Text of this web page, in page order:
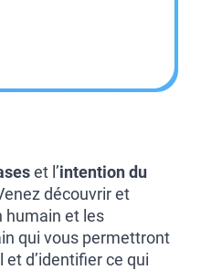
et l’intention du
découvrir et
humain et les
qui vous permettront
d’identifier ce qui